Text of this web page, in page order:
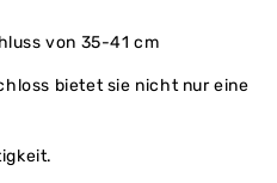
von 35-41 cm
bietet sie nicht nur eine